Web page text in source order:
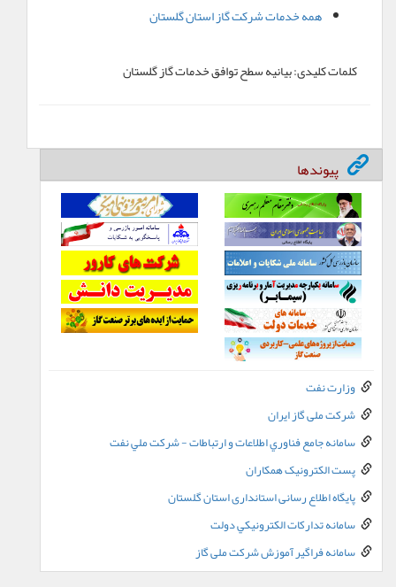
همه خدمات شرکت گاز استان گلستان
کلمات کلیدی:بیانیه سطح توافق خدمات گاز گلستان
پیوندها
وزارت نفت
شرکت ملی گاز ایران
سامانه جامع فناوري اطلاعات و ارتباطات - شرکت ملي نفت
پست الکترونيک همکاران
پایگاه اطلاع رسانی استانداری استان گلستان
سامانه تدارکات الکترونيکي دولت
سامانه فراگیر آموزش شرکت ملی گاز